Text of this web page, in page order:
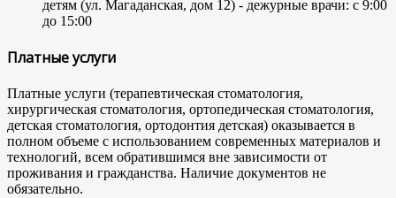
детям (ул. Магаданская, дом 12) - дежурные врачи: с 9:00
до 15:00
Платные услуги
Платные услуги (терапевтическая стоматология,
хирургическая стоматология, ортопедическая стоматология,
детская стоматология, ортодонтия детская) оказывается в
полном объеме с использованием современных материалов и
технологий, всем обратившимся вне зависимости от
проживания и гражданства. Наличие документов не
обязательно.